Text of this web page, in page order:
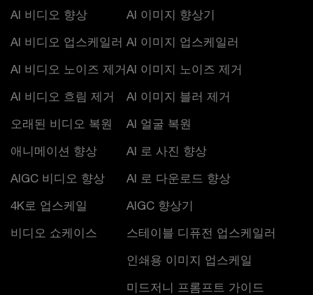
AI 비디오 향상
AI 비디오 업스케일러
AI 비디오 노이즈 제거
AI 비디오 흐림 제거
오래된 비디오 복원
애니메이션 향상
AIGC 비디오 향상
4K로 업스케일
비디오 쇼케이스
AI 이미지 향상기
AI 이미지 업스케일러
AI 이미지 노이즈 제거
AI 이미지 블러 제거
AI 얼굴 복원
AI 로 사진 향상
AI 로 다운로드 향상
AIGC 향상기
스테이블 디퓨전 업스케일러
인쇄용 이미지 업스케일
미드저니 프롬프트 가이드